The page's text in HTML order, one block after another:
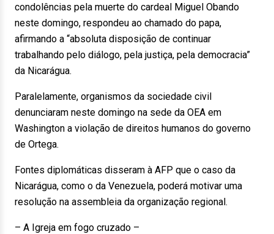
condolências pela muerte do cardeal Miguel Obando
neste domingo, respondeu ao chamado do papa,
afirmando a “absoluta disposição de continuar
trabalhando pelo diálogo, pela justiça, pela democracia”
da Nicarágua.
Paralelamente, organismos da sociedade civil
denunciaram neste domingo na sede da OEA em
Washington a violação de direitos humanos do governo
de Ortega.
Fontes diplomáticas disseram à AFP que o caso da
Nicarágua, como o da Venezuela, poderá motivar uma
resolução na assembleia da organização regional.
– A Igreja em fogo cruzado –